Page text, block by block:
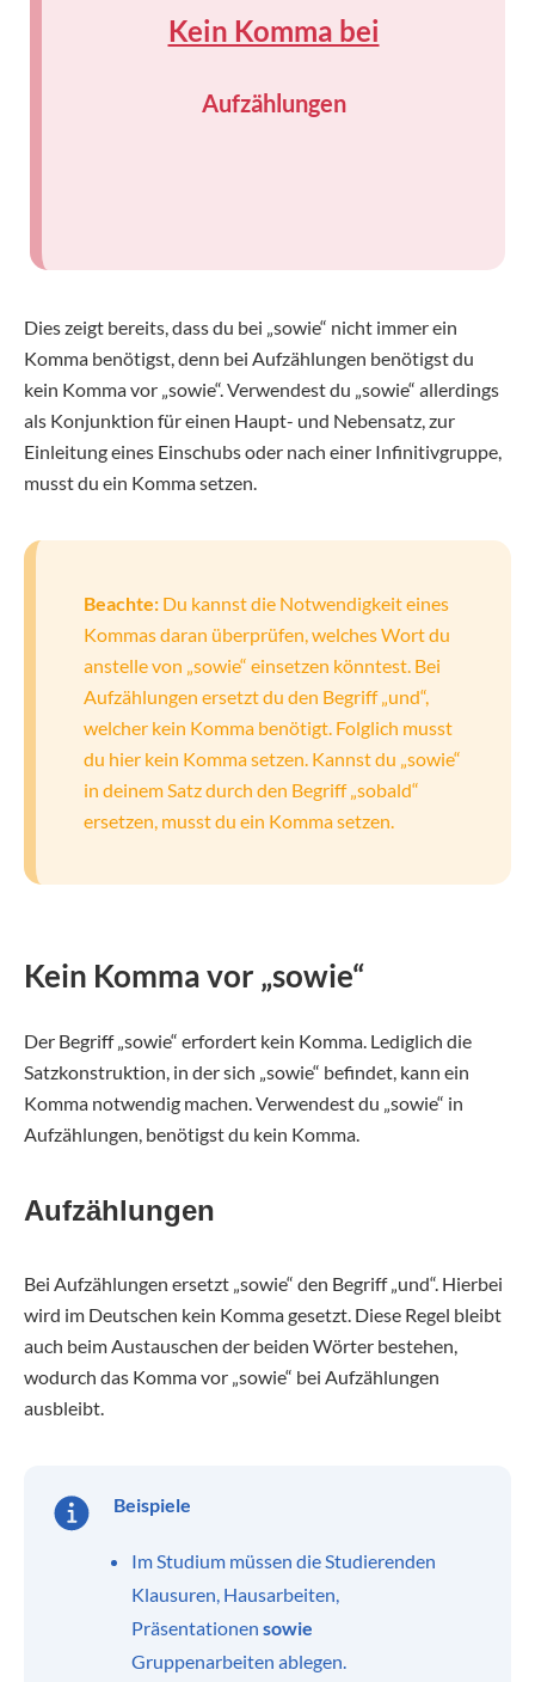
Kein Komma bei
Aufzählungen
Dies zeigt bereits, dass du bei „sowie“ nicht immer ein
Komma benötigst, denn bei Aufzählungen benötigst du
kein Komma vor „sowie“. Verwendest du „sowie“ allerdings
als Konjunktion für einen Haupt- und Nebensatz, zur
Einleitung eines Einschubs oder nach einer Infinitivgruppe,
musst du ein Komma setzen.
Beachte: Du kannst die Notwendigkeit eines
Kommas daran überprüfen, welches Wort du
anstelle von „sowie“ einsetzen könntest. Bei
Aufzählungen ersetzt du den Begriff „und“,
welcher kein Komma benötigt. Folglich musst
du hier kein Komma setzen. Kannst du „sowie“
in deinem Satz durch den Begriff „sobald“
ersetzen, musst du ein Komma setzen.
Kein Komma vor „sowie“
Der Begriff „sowie“ erfordert kein Komma. Lediglich die
Satzkonstruktion, in der sich „sowie“ befindet, kann ein
Komma notwendig machen. Verwendest du „sowie“ in
Aufzählungen, benötigst du kein Komma.
Aufzählungen
Bei Aufzählungen ersetzt „sowie“ den Begriff „und“. Hierbei
wird im Deutschen kein Komma gesetzt. Diese Regel bleibt
auch beim Austauschen der beiden Wörter bestehen,
wodurch das Komma vor „sowie“ bei Aufzählungen
ausbleibt.
Beispiele
Im Studium müssen die Studierenden
Klausuren, Hausarbeiten,
Präsentationen sowie
Gruppenarbeiten ablegen.